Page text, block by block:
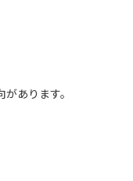
あります。